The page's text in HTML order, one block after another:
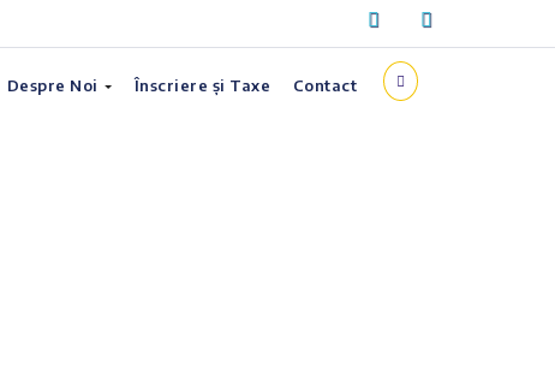
Despre Noi Înscriere și Taxe Contact